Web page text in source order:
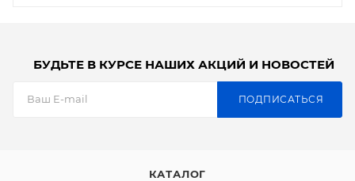
БУДЬТЕ В КУРСЕ НАШИХ АКЦИЙ И НОВОСТЕЙ
ПОДПИСАТЬСЯ
КАТАЛОГ